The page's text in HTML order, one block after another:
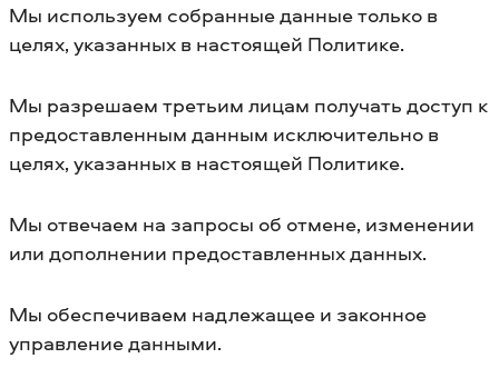
Мы используем собранные данные только в
целях, указанных в настоящей Политике.
Мы разрешаем третьим лицам получать доступ к
предоставленным данным исключительно в
целях, указанных в настоящей Политике.
Мы отвечаем на запросы об отмене, изменении
или дополнении предоставленных данных.
Мы обеспечиваем надлежащее и законное
управление данными.